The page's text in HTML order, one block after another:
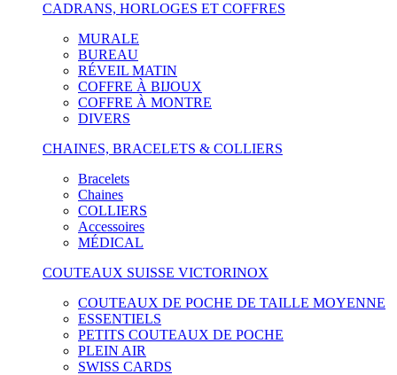
CADRANS, HORLOGES ET COFFRES
MURALE
BUREAU
RÉVEIL MATIN
COFFRE À BIJOUX
COFFRE À MONTRE
DIVERS
CHAINES, BRACELETS & COLLIERS
Bracelets
Chaines
COLLIERS
Accessoires
MÉDICAL
COUTEAUX SUISSE VICTORINOX
COUTEAUX DE POCHE DE TAILLE MOYENNE
ESSENTIELS
PETITS COUTEAUX DE POCHE
PLEIN AIR
SWISS CARDS